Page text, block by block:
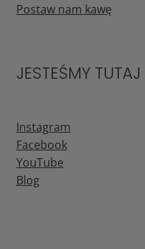
Postaw nam kawę
JESTEŚMY TUTAJ
Instagram
Facebook
YouTube
Blog